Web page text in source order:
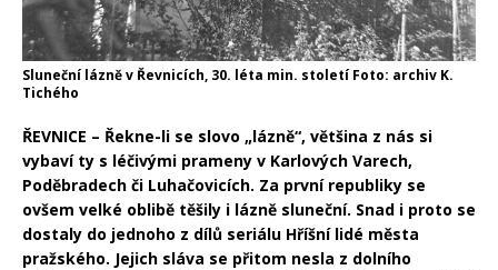
Sluneční lázně v Řevnicích, 30. léta min. století Foto: archiv K.
Tichého
ŘEVNICE – Řekne-li se slovo „lázně“, většina z nás si
vybaví ty s léčivými prameny v Karlových Varech,
Poděbradech či Luhačovicích. Za první republiky se
ovšem velké oblibě těšily i lázně sluneční. Snad i proto se
dostaly do jednoho z dílů seriálu Hříšní lidé města
pražského. Jejich sláva se přitom nesla z dolního